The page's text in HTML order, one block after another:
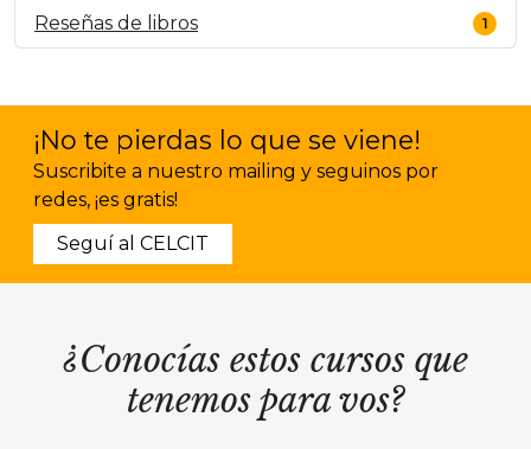
Reseñas de libros 1
¡No te pierdas lo que se viene!
Suscribite a nuestro mailing y seguinos por
redes, ¡es gratis!
Seguí al CELCIT
¿Conocías estos cursos que
tenemos para vos?